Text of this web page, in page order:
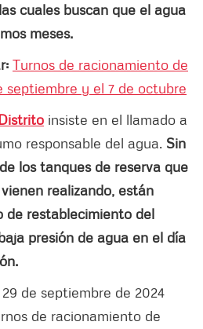
cuales buscan que el agua
meses.
Turnos de racionamiento de
septiembre y el 7 de octubre
insiste en el llamado a
responsable del agua. Sin
los tanques de reserva que
realizando, están
de restablecimiento del
presión de agua en el día
de septiembre de 2024
de racionamiento de